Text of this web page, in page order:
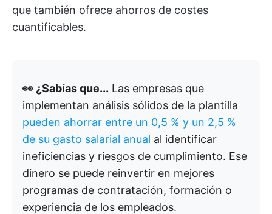
que también ofrece ahorros de costes
cuantificables.
👀 ¿Sabías que... Las empresas que
implementan análisis sólidos de la plantilla
pueden ahorrar entre un 0,5 % y un 2,5 %
de su gasto salarial anual al identificar
ineficiencias y riesgos de cumplimiento. Ese
dinero se puede reinvertir en mejores
programas de contratación, formación o
experiencia de los empleados.